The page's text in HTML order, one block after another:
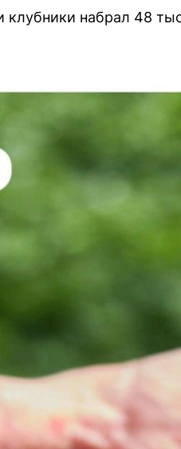
набрал 48